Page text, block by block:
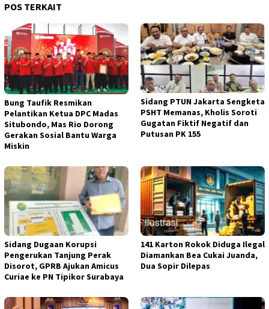
POS TERKAIT
Bung Taufik Resmikan
Pelantikan Ketua DPC Madas
Situbondo, Mas Rio Dorong
Gerakan Sosial Bantu Warga
Miskin
Sidang PTUN Jakarta Sengketa
PSHT Memanas, Kholis Soroti
Gugatan Fiktif Negatif dan
Putusan PK 155
Sidang Dugaan Korupsi
Pengerukan Tanjung Perak
Disorot, GPRB Ajukan Amicus
Curiae ke PN Tipikor Surabaya
141 Karton Rokok Diduga Ilegal
Diamankan Bea Cukai Juanda,
Dua Sopir Dilepas